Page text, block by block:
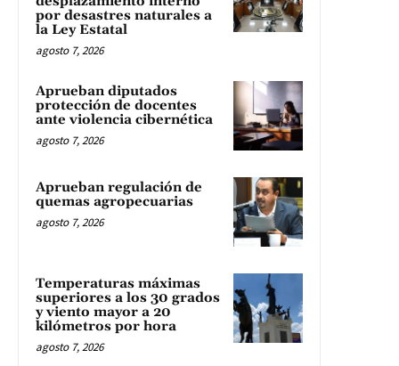
por desastres naturales a
la Ley Estatal
agosto 7, 2026
Aprueban diputados
protección de docentes
ante violencia cibernética
agosto 7, 2026
Aprueban regulación de
quemas agropecuarias
agosto 7, 2026
Temperaturas máximas
superiores a los 30 grados
y viento mayor a 20
kilómetros por hora
agosto 7, 2026